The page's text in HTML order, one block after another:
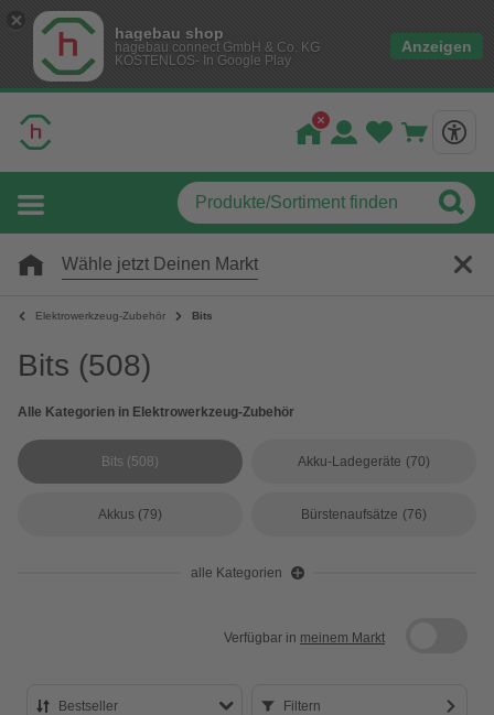
hagebau shop
hagebau connect GmbH & Co. KG
KOSTENLOS- In Google Play
Anzeigen
Wähle jetzt Deinen Markt
Elektrowerkzeug-Zubehör Bits
Bits (508)
Alle Kategorien in Elektrowerkzeug-Zubehör
Bits (508) Akku-Ladegeräte (70)
Akkus (79) Bürstenaufsätze (76)
alle Kategorien
Verfügbar in meinem Markt
Bestseller Filtern